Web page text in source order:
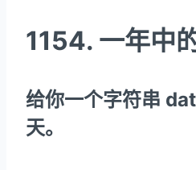
1154. 一年中
给你一个字符串
天。